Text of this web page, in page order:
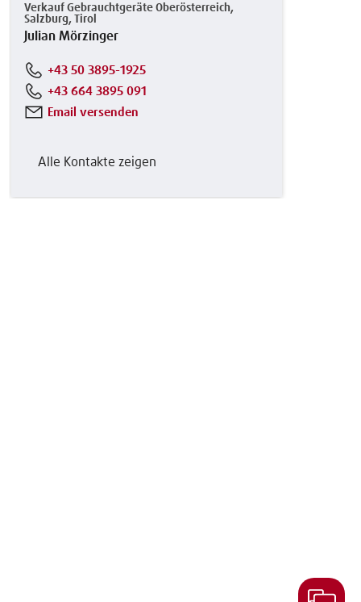
Verkauf Gebrauchtgeräte Oberösterreich,
Salzburg, Tirol
Julian Mörzinger
+43 50 3895-1925
+43 664 3895 091
Email versenden
Alle Kontakte zeigen